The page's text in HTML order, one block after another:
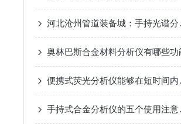
河北沧
奥林巴斯合金材料分析仪有哪些功
便携式
手持